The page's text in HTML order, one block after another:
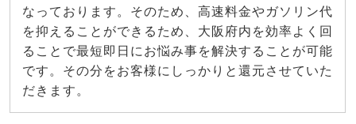
なっております。そのため、高速料金やガソリン代
を抑えることができるため、大阪府内を効率よく回
ることで最短即日にお悩み事を解決することが可能
です。その分をお客様にしっかりと還元させていた
だきます。